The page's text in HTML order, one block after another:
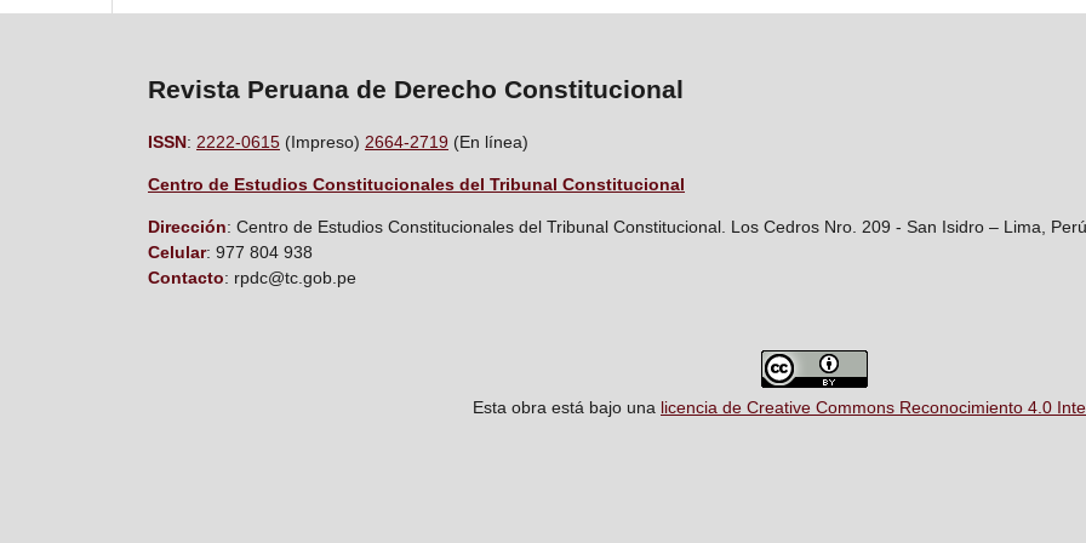
Revista Peruana de Derecho Constitucional
ISSN: 2222-0615 (Impreso) 2664-2719 (En línea)
Centro de Estudios Constitucionales del Tribunal Constitucional
Dirección: Centro de Estudios Constitucionales del Tribunal Constitucional. Los Cedros Nro. 209 - San Isidro – Lima, Perú.
Celular: 977 804 938
Contacto: rpdc@tc.gob.pe
Esta obra está bajo una licencia de Creative Commons Reconocimiento 4.0